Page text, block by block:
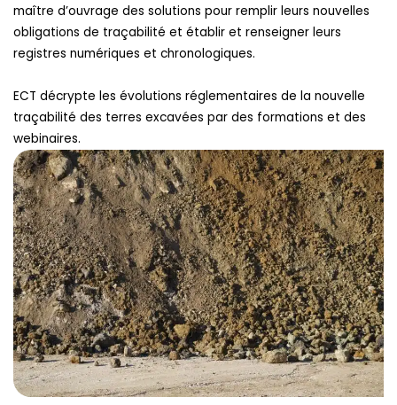
maître d’ouvrage des solutions pour remplir leurs nouvelles
obligations de traçabilité et établir et renseigner leurs
registres numériques et chronologiques.
ECT décrypte les évolutions réglementaires de la nouvelle
traçabilité des terres excavées par des formations et des
webinaires.